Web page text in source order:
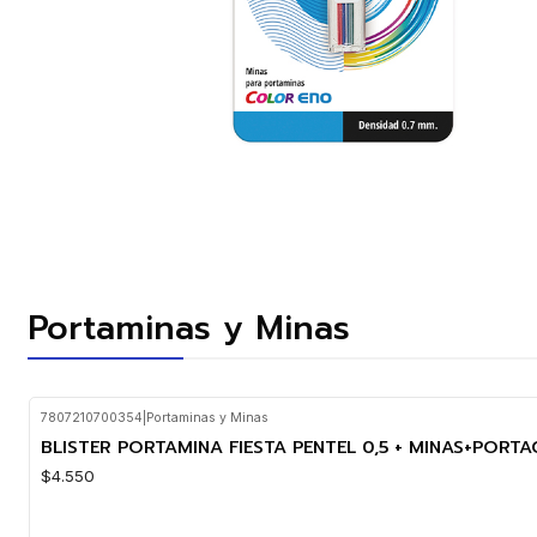
Portaminas y Minas
7807210700354 Portaminas y Minas
BLISTER PORTAMINA FIESTA PENTEL 0,5 +
$4.550